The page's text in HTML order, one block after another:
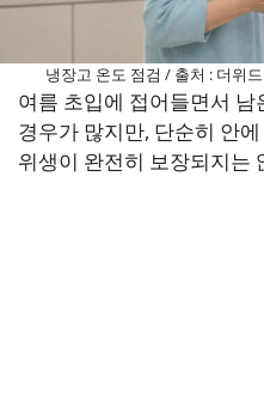
냉장고 온도 점검 / 출처 : 더위
여름 초입에 접어들면서
경우가 많지만, 단순히 안
위생이 완전히 보장되지는